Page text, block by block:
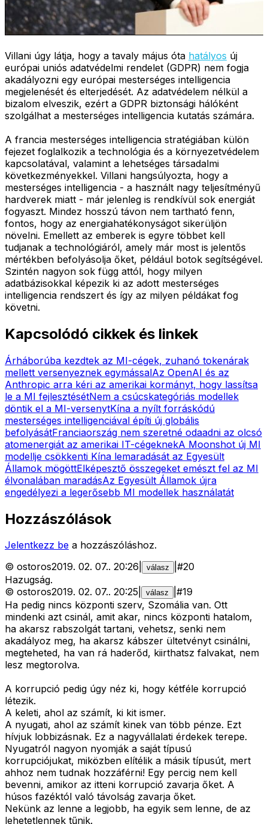
Villani úgy látja, hogy a tavaly május óta hatályos új
európai uniós adatvédelmi rendelet (GDPR) nem fogja
akadályozni egy európai mesterséges intelligencia
megjelenését és elterjedését. Az adatvédelem nélkül a
bizalom elveszik, ezért a GDPR biztonsági hálóként
szolgálhat a mesterséges intelligencia kutatás számára.
A francia mesterséges intelligencia stratégiában külön
fejezet foglalkozik a technológia és a környezetvédelem
kapcsolatával, valamint a lehetséges társadalmi
következményekkel. Villani hangsúlyozta, hogy a
mesterséges intelligencia - a használt nagy teljesítményű
hardverek miatt - már jelenleg is rendkívül sok energiát
fogyaszt. Mindez hosszú távon nem tartható fenn,
fontos, hogy az energiahatékonyságot sikerüljön
növelni. Emellett az emberek is egyre többet kell
tudjanak a technológiáról, amely már most is jelentős
mértékben befolyásolja őket, például botok segítségével.
Szintén nagyon sok függ attól, hogy milyen
adatbázisokkal képezik ki az adott mesterséges
intelligencia rendszert és így az milyen példákat fog
követni.
Kapcsolódó cikkek és linkek
Árháborúba kezdtek az MI-cégek, zuhanó tokenárak
mellett versenyeznek egymássalAz OpenAI és az
Anthropic arra kéri az amerikai kormányt, hogy lassítsa
le a MI fejlesztésétNem a csúcskategóriás modellek
döntik el a MI-versenytKína a nyílt forráskódú
mesterséges intelligenciával építi új globális
befolyásátFranciaország nem szeretné odaadni az olcsó
atomenergiát az amerikai IT-cégeknekA Moonshot új MI
modellje csökkenti Kína lemaradását az Egyesült
Államok mögöttElképesztő összegeket emészt fel az MI
élvonalában maradásAz Egyesült Államok újra
engedélyezi a legerősebb MI modellek használatát
Hozzászólások
Jelentkezz be a hozzászóláshoz.
© ostoros2019. 02. 07.. 20:26 válasz #20
Hazugság.
© ostoros2019. 02. 07.. 20:25 válasz #19
Ha pedig nincs központi szerv, Szomália van. Ott
mindenki azt csinál, amit akar, nincs központi hatalom,
ha akarsz rabszolgát tartani, vehetsz, senki nem
akadályoz meg, ha akarsz kábszer ültetvényt csinálni,
megteheted, ha van rá haderőd, kiirthatsz falvakat, nem
lesz megtorolva.
A korrupció pedig úgy néz ki, hogy kétféle korrupció
létezik.
A keleti, ahol az számít, ki kit ismer.
A nyugati, ahol az számít kinek van több pénze. Ezt
hívjuk lobbizásnak. Ez a nagyvállalati érdekek terepe.
Nyugatról nagyon nyomják a saját típusú
korrupciójukat, miközben elítélik a másik típusút, mert
ahhoz nem tudnak hozzáférni! Egy percig nem kell
bevenni, amikor az itteni korrupció zavarja őket. A
húsos fazéktól való távolság zavarja őket.
Nekünk az lenne a legjobb, ha egyik sem lenne, de az
lehetetlennek tűnik.